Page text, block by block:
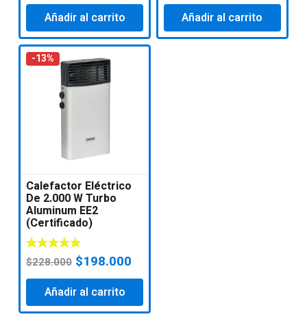
original
era:
$580.000.
es:
$500.000.
Añadir al carrito
original
era:
es:
Añadir al carrito
-13%
Calefactor Eléctrico
De 2.000 W Turbo
Aluminum EE2
(Certificado)
$228.000 El
precio
original
era:
$198.000
precio
es:
Añadir al carrito